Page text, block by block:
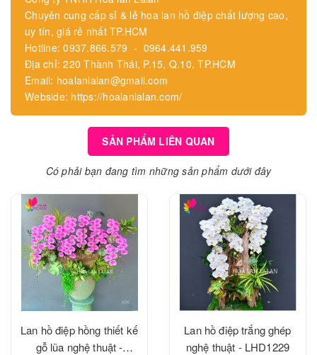
Chuyên cung cấp sỉ & lẻ hoa lan hồ điệp chất lượng cao,
uy tín, giá rẻ nhất TP.HCM
Hotline: 0937.866.579 - 0964.441.959
Địa chỉ: 220 Thành Thái, P.15, Q.10, TP.HCM
Email: hoalanlalan@gmail.com
Webside: https://hoalanlalan.com/
SẢN PHẨM LIÊN QUAN
Có phải bạn đang tìm những sản phẩm dưới đây
Lan hồ điệp hồng thiết kế
gỗ lũa nghệ thuật -
Lan hồ điệp trắng ghép
nghệ thuật - LHD1229